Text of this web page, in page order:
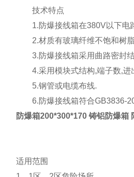
技术特点
1.防爆接线箱在380V以下电
2.材质有玻璃纤维不饱和树脂
3.防爆接线箱采用曲路密封结
4.采用模块式结构,端子数,进
5.钢管或电缆布线.
6.防爆接线箱符合GB3836-
防爆箱200*300*170 铸铝防爆箱
适用范围